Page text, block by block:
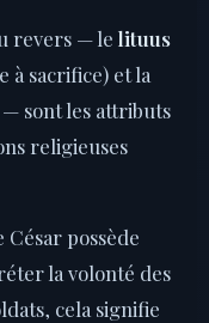
revers — le lituus
à sacrifice) et la
sont les attributs
religieuses
possède
la volonté des
cela signifie